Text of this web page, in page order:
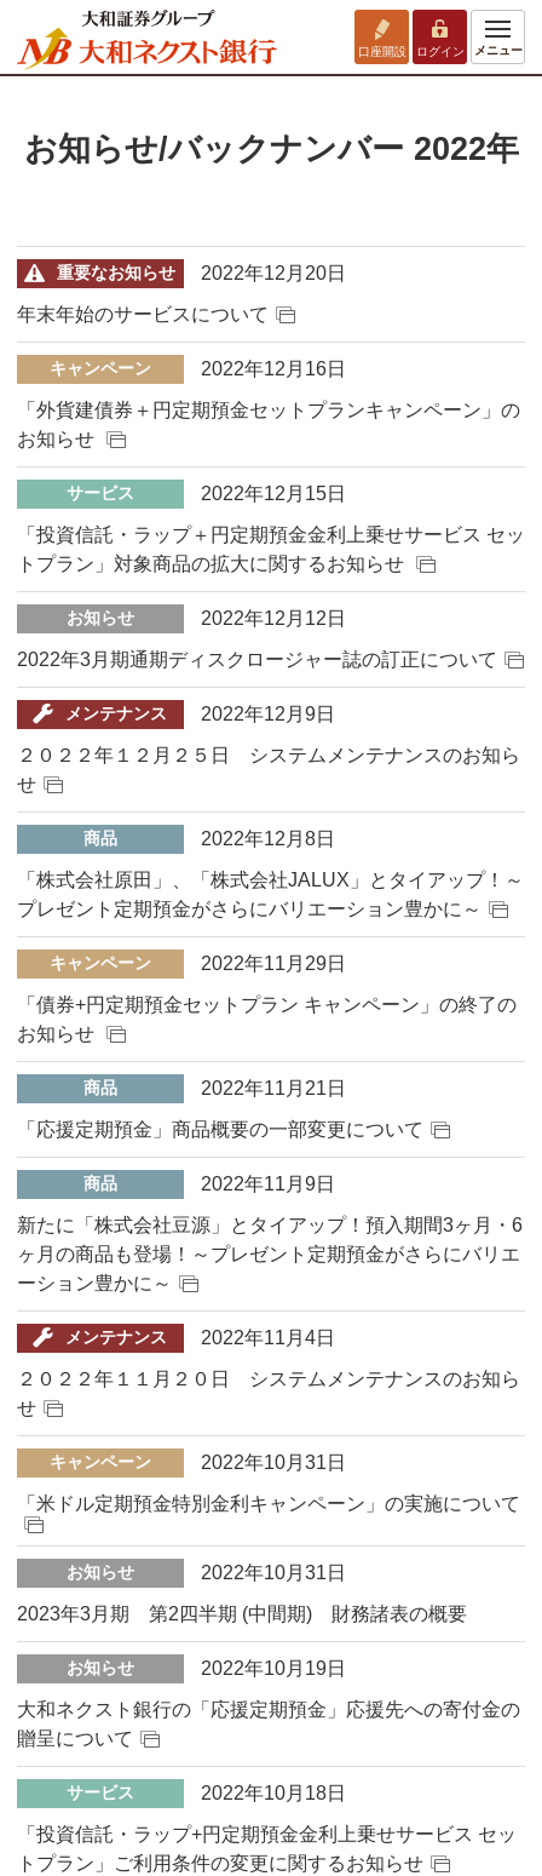
口座開設 ログイン メニュー
お知らせ/バックナンバー 2022年
重要なお知らせ
2022年12月20日
年末年始のサービスについて
キャンペーン
2022年12月16日
「外貨建債券＋円定期預金セットプランキャンペーン」の
お知らせ
サービス
2022年12月15日
「投資信託・ラップ＋円定期預金金利上乗せサービス セッ
トプラン」対象商品の拡大に関するお知らせ
お知らせ
2022年12月12日
2022年3月期通期ディスクロージャー誌の訂正について
メンテナンス
2022年12月9日
２０２２年１２月２５日 システムメンテナンスのお知ら
せ
商品
2022年12月8日
「株式会社原田」、「株式会社JALUX」とタイアップ！～
プレゼント定期預金がさらにバリエーション豊かに～
キャンペーン
2022年11月29日
「債券+円定期預金セットプラン キャンペーン」の終了の
お知らせ
商品
2022年11月21日
「応援定期預金」商品概要の一部変更について
商品
2022年11月9日
新たに「株式会社豆源」とタイアップ！預入期間3ヶ月・6
ヶ月の商品も登場！～プレゼント定期預金がさらにバリエ
ーション豊かに～
メンテナンス
2022年11月4日
２０２２年１１月２０日 システムメンテナンスのお知ら
せ
キャンペーン
2022年10月31日
「米ドル定期預金特別金利キャンペーン」の実施について
お知らせ
2022年10月31日
2023年3月期 第2四半期 (中間期) 財務諸表の概要
お知らせ
2022年10月19日
大和ネクスト銀行の「応援定期預金」応援先への寄付金の
贈呈について
サービス
2022年10月18日
「投資信託・ラップ+円定期預金金利上乗せサービス セッ
トプラン」ご利用条件の変更に関するお知らせ